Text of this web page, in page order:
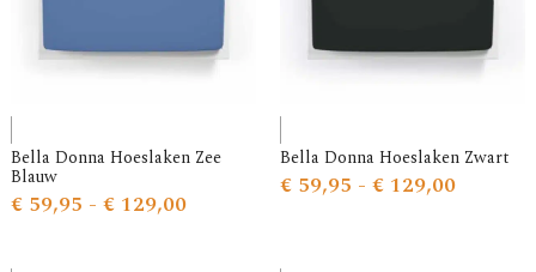
Bella Donna Hoeslaken Zee
Blauw
€59,95 - €129,00
Bella Donna Hoeslaken Zwart
€ 59,95 - € 129,00